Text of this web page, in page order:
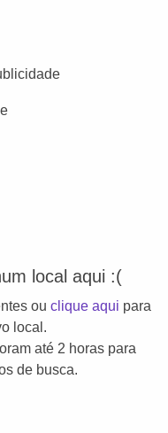
local aqui :(
ou clique aqui para
local.
até 2 horas para
de busca.